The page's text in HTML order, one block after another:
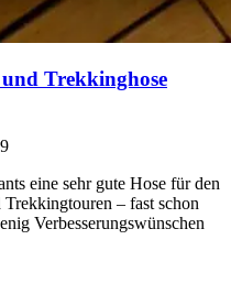
Trekkinghose
eine sehr gute Hose für den
– fast schon
Verbesserungswünschen